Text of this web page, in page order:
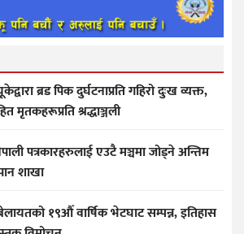
ब्रड पिक दुर्घटनाप्रति गहिरो दुःख व्यक्त,
मृतकहरूप्रति श्रद्धाञ्जली
पत्रकारहरुलाई एउटै मञ्चमा जोड्ने अन्तिम
शाखा
१९औँ वार्षिक भेटघाट सम्पन्न, इतिहास